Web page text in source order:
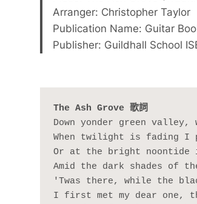
Arranger: Christopher Taylor
Publication Name: Guitar
Publisher: Guildhall School
The Ash Grove 歌詞
Down yonder green valley,
When twilight is fading I
Or at the bright noontide
Amid the dark shades of
'Twas there, while the
I first met my dear one,